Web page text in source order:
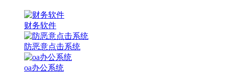
财务软件
防恶意点击系统
oa办公系统